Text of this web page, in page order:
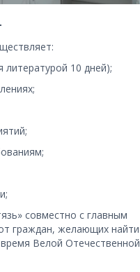
литературой 10 дней);
совместно с главным
граждан, желающих найти
Велой Отечественной